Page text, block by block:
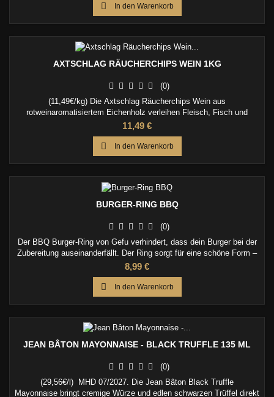
 In den Warenkorb
AXTSCHLAG RÄUCHERCHIPS WEIN 1KG
(0)
(11,49€/kg) Die Axtschlag Räucherchips Wein aus
rotweinaromatisiertem Eichenholz verleihen Fleisch, Fisch und
Gemüse ein edles, kulinarisches Raucharoma.
Preis
11,49 €
 In den Warenkorb
BURGER-RING BBQ
(0)
Der BBQ Burger-Ring von Gefu verhindert, dass dein Burger bei der
Zubereitung auseinanderfällt. Der Ring sorgt für eine schöne Form –
ideal für alle Burger-Perfektionisten.
Preis
8,99 €
 In den Warenkorb
JEAN BÂTON MAYONNAISE - BLACK TRUFFLE 135 ML
(0)
(29,56€/l) MHD 07/2027. Die Jean Bâton Black Truffle
Mayonnaise bringt cremige Würze und edlen schwarzen Trüffel direkt